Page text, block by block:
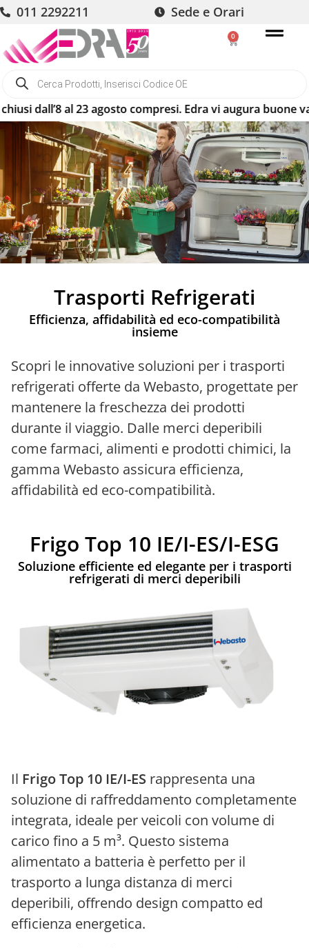
011 2292211 Sede e Orari
0
al 23 agosto compresi. Edra vi augura buone
Trasporti Refrigerati
Efficienza, affidabilità ed eco-compatibilità
insieme
Scopri le innovative soluzioni per i trasporti
refrigerati offerte da Webasto, progettate per
mantenere la freschezza dei prodotti
durante il viaggio. Dalle merci deperibili
come farmaci, alimenti e prodotti chimici, la
gamma Webasto assicura efficienza,
affidabilità ed eco-compatibilità.
Frigo Top 10 IE/I-ES/I-ESG
Soluzione efficiente ed elegante per i trasporti
refrigerati di merci deperibili
Il Frigo Top 10 IE/I-ES rappresenta una
soluzione di raffreddamento completamente
integrata, ideale per veicoli con volume di
carico fino a 5 m³. Questo sistema
alimentato a batteria è perfetto per il
trasporto a lunga distanza di merci
deperibili, offrendo design compatto ed
efficienza energetica.